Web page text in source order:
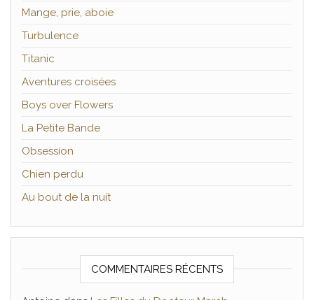
Mange, prie, aboie
Turbulence
Titanic
Aventures croisées
Boys over Flowers
La Petite Bande
Obsession
Chien perdu
Au bout de la nuit
COMMENTAIRES RÉCENTS